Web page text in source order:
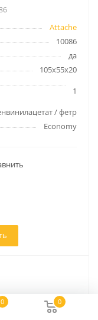
0 0
Attache
10086
да
105x55x20
1
/ фетр
Economy